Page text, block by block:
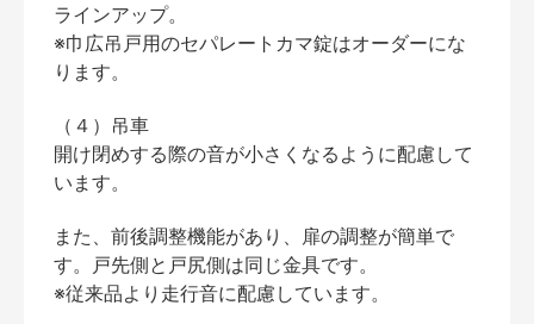
ラインアップ。
※巾広吊戸用のセパレートカマ錠はオーダーにな
ります。
（４）吊車
開け閉めする際の音が小さくなるように配慮して
います。
また、前後調整機能があり、扉の調整が簡単で
す。戸先側と戸尻側は同じ金具です。
※従来品より走行音に配慮しています。